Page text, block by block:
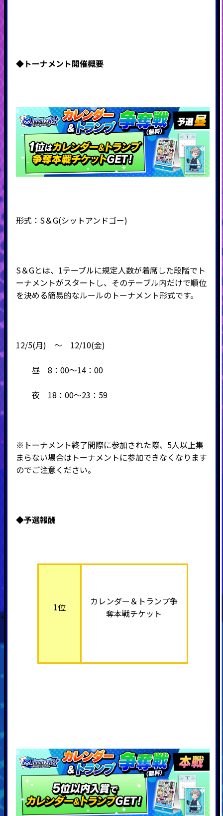
◆トーナメント開催概要
形式： S＆G(シットアンドゴー)
S＆Gとは、1テーブルに規定人数が着席した段階でト
ーナメントがスタートし、そのテーブル内だけで順位
を決める簡易的なルールのトーナメント形式です。
12/5(月) ～ 12/10(金)
昼 8：00～14：00
夜 18：00～23：59
※トーナメント終了間際に参加された際、5人以上集
まらない場合はトーナメントに参加できなくなります
のでご注意ください。
◆予選報酬
1位
カレンダー＆トランプ争
奪本戦チケット